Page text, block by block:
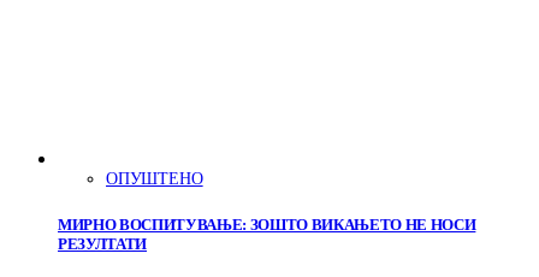
ОПУШТЕНО
МИРНО ВОСПИТУВАЊЕ: ЗОШТО ВИКАЊЕТО НЕ НОСИ
РЕЗУЛТАТИ